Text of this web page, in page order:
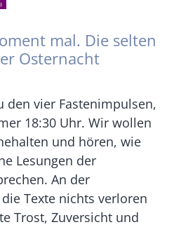
mal. Die selten
Osternacht
den vier Fastenimpulsen,
18:30 Uhr. Wir wollen
und hören, wie
Lesungen der
An der
Texte nichts verloren
Trost, Zuversicht und